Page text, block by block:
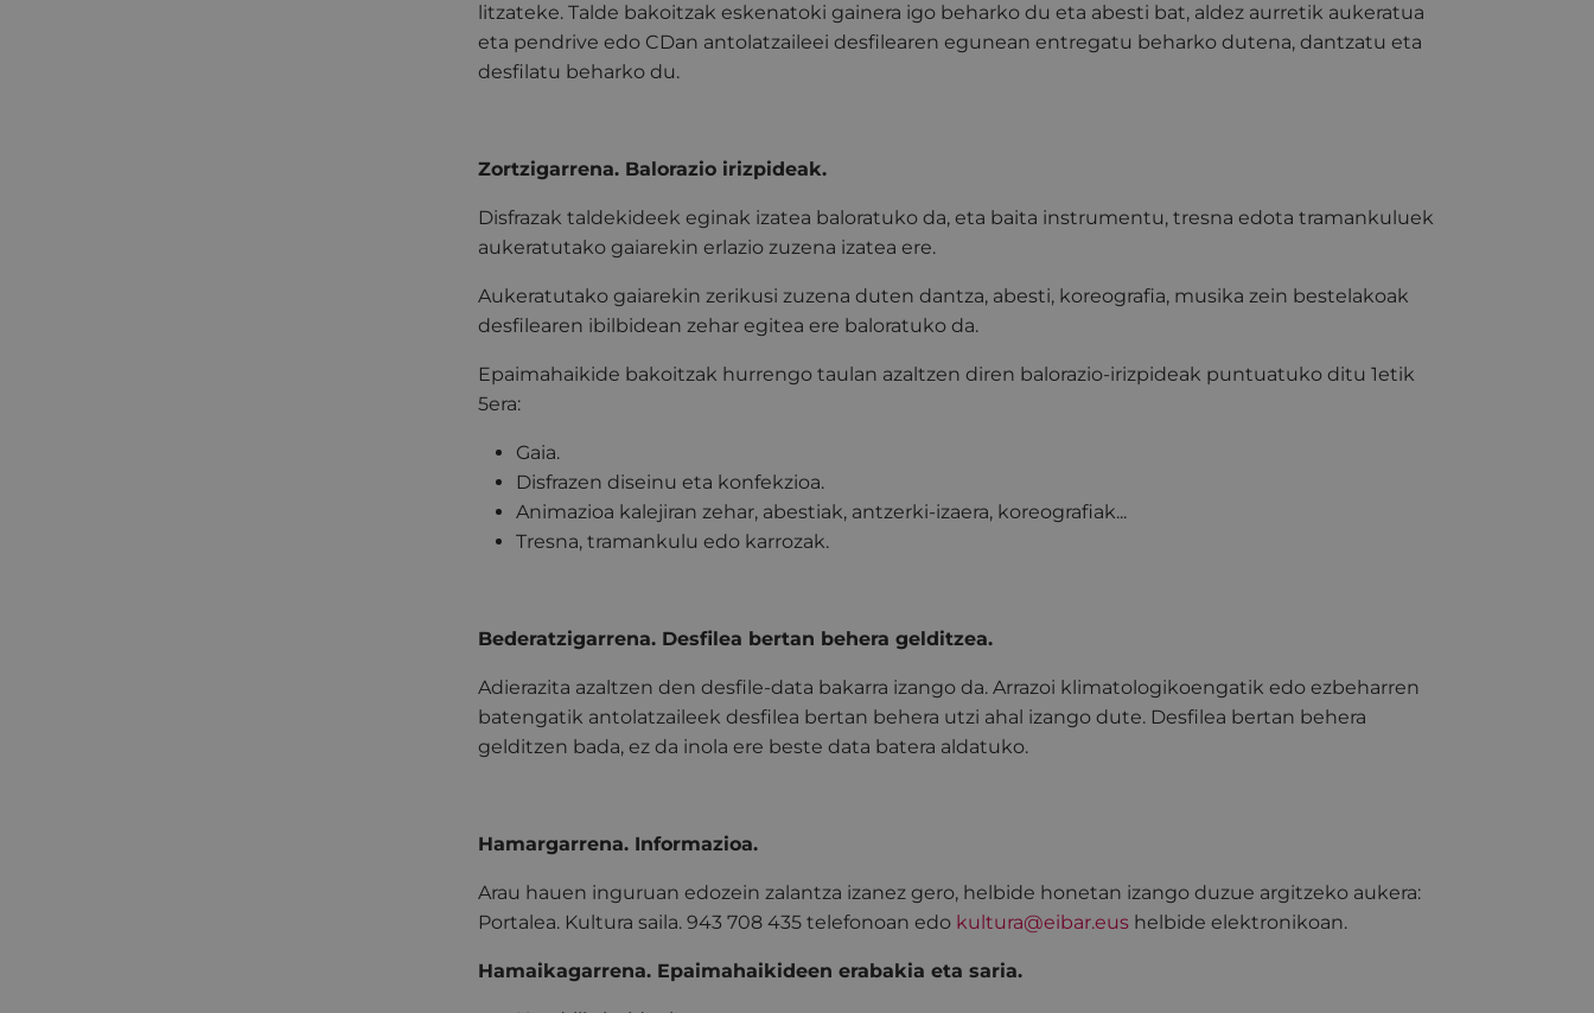
litzateke. Talde bakoitzak eskenatoki gainera igo beharko du eta abesti bat, aldez aurretik aukeratua
eta pendrive edo CDan antolatzaileei desfilearen egunean entregatu beharko dutena, dantzatu eta
desfilatu beharko du.
Zortzigarrena. Balorazio irizpideak.
Disfrazak taldekideek eginak izatea baloratuko da, eta baita instrumentu, tresna edota tramankuluek
aukeratutako gaiarekin erlazio zuzena izatea ere.
Aukeratutako gaiarekin zerikusi zuzena duten dantza, abesti, koreografia, musika zein bestelakoak
desfilearen ibilbidean zehar egitea ere baloratuko da.
Epaimahaikide bakoitzak hurrengo taulan azaltzen diren balorazio-irizpideak puntuatuko ditu 1etik
5era:
Gaia.
Disfrazen diseinu eta konfekzioa.
Animazioa kalejiran zehar, abestiak, antzerki-izaera, koreografiak...
Tresna, tramankulu edo karrozak.
Bederatzigarrena. Desfilea bertan behera gelditzea.
Adierazita azaltzen den desfile-data bakarra izango da. Arrazoi klimatologikoengatik edo ezbeharren
batengatik antolatzaileek desfilea bertan behera utzi ahal izango dute. Desfilea bertan behera
gelditzen bada, ez da inola ere beste data batera aldatuko.
Hamargarrena. Informazioa.
Arau hauen inguruan edozein zalantza izanez gero, helbide honetan izango duzue argitzeko aukera:
Portalea. Kultura saila. 943 708 435 telefonoan edo kultura@eibar.eus helbide elektronikoan.
Hamaikagarrena. Epaimahaikideen erabakia eta saria.